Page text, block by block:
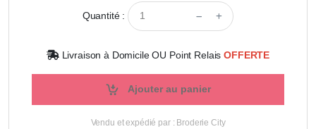
Quantité :
Livraison à Domicile OU Point RelaisOFFERTE
Ajouter au panier
Vendu et expédié par : Broderie City